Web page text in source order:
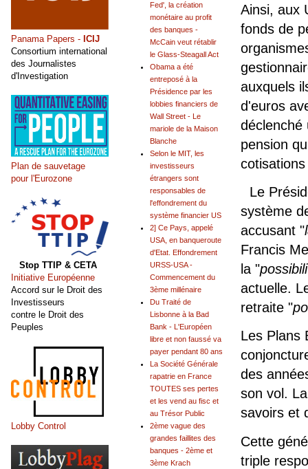
Ainsi, aux
fonds de
auxquels
d'euros
déclenché
pension
Le
système
accusant "
Francis
la "
actuelle.
retraite "
Les Plans
des
son vol.
savoirs et
Cette
triple
Fed', la création
monétaire au profit
des banques -
McCain veut rétablir
le Glass-Steagall Act
Obama a été
entreposé à la
Présidence par les
lobbies financiers de
Wall Street - Le
mariole de la Maison
Blanche
Selon le MIT, les
investisseurs
étrangers sont
responsables de
l'effondrement du
système financier US
2] Ce Pays, appelé
USA, en banqueroute
d'Etat. Effondrement
URSS-USA -
Commencement du
3ème millénaire
Du Traité de
Lisbonne à la Bad
Bank - L'Européen
libre et non faussé va
payer pendant 80 ans
La Société Générale
rapatrie en France
TOUTES ses pertes
et les vend au fisc et
au Trésor Public
2ème vague des
grandes faillites des
banques - 2ème et
3ème Krach
Panama Papers - ICIJ
Consortium international
des Journalistes
d'Investigation
Plan de sauvetage
pour l'Eurozone
Stop TTIP & CETA
Initiative Européenne
Accord sur le Droit des
Investisseurs
contre le Droit des
Peuples
Lobby Control